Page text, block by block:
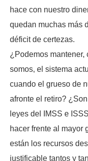
hace con nuestro
quedan muchas más
déficit de certezas.
¿Podemos
somos, el sistema
cuando el grueso de
afronte el retiro?
leyes del IMSS e
hacer frente al
están los recursos
justificable tantos y